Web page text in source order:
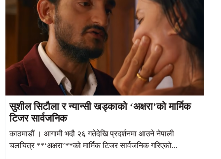
सुशील सिटौला र न्यान्सी खड्काको ‘अक्षरा’को मार्मिक
टिजर सार्वजनिक
काठमाडौं । आगामी भदौ २६ गतेदेखि प्रदर्शनमा आउने नेपाली
चलचित्र **‘अक्षरा’**को मार्मिक टिजर सार्वजनिक गरिएको...